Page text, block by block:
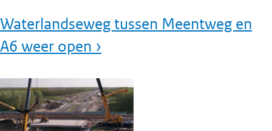
Waterlandseweg tussen Meentweg en
A6 weer open ›